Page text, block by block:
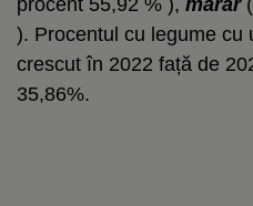
procent 55,92 % ), mărar(
). Procentul cu legume cu
crescut în 2022 față de
35,86%.